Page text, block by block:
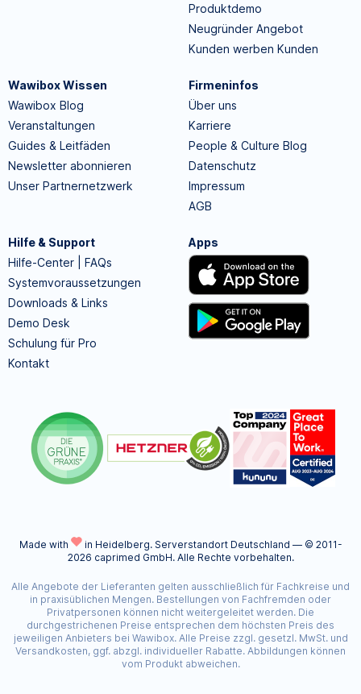
Produktdemo
Neugründer Angebot
Kunden werben Kunden
Wawibox Wissen
Wawibox Blog
Veranstaltungen
Guides & Leitfäden
Newsletter abonnieren
Unser Partnernetzwerk
Firmeninfos
Über uns
Karriere
People & Culture Blog
Datenschutz
Impressum
AGB
Hilfe & Support
Hilfe-Center | FAQs
Systemvoraussetzungen
Downloads & Links
Demo Desk
Schulung für Pro
Kontakt
Apps
Made with in Heidelberg. Serverstandort Deutschland — © 2011-
2026 caprimed GmbH. Alle Rechte vorbehalten.
Alle Angebote der Lieferanten gelten ausschließlich für Fachkreise und
in praxisüblichen Mengen. Bestellungen von Fachfremden oder
Privatpersonen können nicht weitergeleitet werden. Die
durchgestrichenen Preise entsprechen dem höchsten Preis des
jeweiligen Anbieters bei Wawibox. Alle Preise zzgl. gesetzl. MwSt. und
Versandkosten, ggf. abzgl. individueller Rabatte. Abbildungen können
vom Produkt abweichen.